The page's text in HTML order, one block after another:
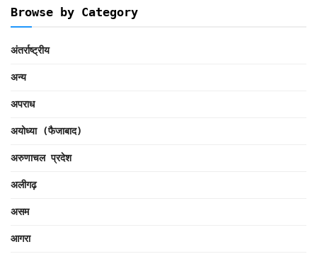
Browse by Category
अंतर्राष्ट्रीय
अन्य
अपराध
अयोध्या (फैजाबाद)
अरुणाचल प्रदेश
अलीगढ़
असम
आगरा